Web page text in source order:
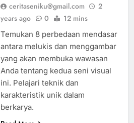
ceritaseniku@gmail.com
2
years ago
0 12 mins
Temukan 8 perbedaan mendasar
antara melukis dan menggambar
yang akan membuka wawasan
Anda tentang kedua seni visual
ini. Pelajari teknik dan
karakteristik unik dalam
berkarya.